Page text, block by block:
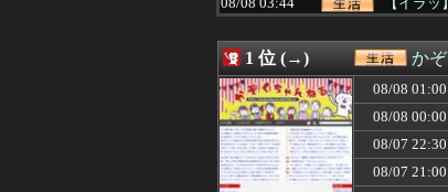
08/08 03:39
全く相手
08/08 03:38
アイドル
08/08 03:30
【何度目
08/08 03:26
【離婚問
08/08 03:19
自分では
08/08 03:18
レンタル
08/08 03:10
【困惑】
08/08 03:09
坂口杏里
1 位 (→) か
08/08 01:00
08/08 00:00
08/07 22:30
08/07 21:00